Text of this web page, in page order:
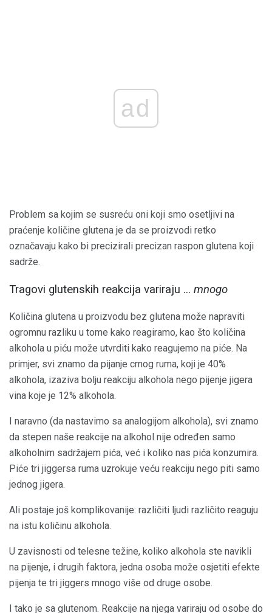
ad
Problem sa kojim se susreću oni koji smo osetljivi na
praćenje količine glutena je da se proizvodi retko
označavaju kako bi precizirali precizan raspon glutena koji
sadrže.
Tragovi glutenskih reakcija variraju ... mnogo
Količina glutena u proizvodu bez glutena može napraviti
ogromnu razliku u tome kako reagiramo, kao što količina
alkohola u piću može utvrditi kako reagujemo na piće. Na
primjer, svi znamo da pijanje crnog ruma, koji je 40%
alkohola, izaziva bolju reakciju alkohola nego pijenje jigera
vina koje je 12% alkohola.
I naravno (da nastavimo sa analogijom alkohola), svi znamo
da stepen naše reakcije na alkohol nije određen samo
alkoholnim sadržajem pića, već i koliko nas pića konzumira.
Piće tri jiggersa ruma uzrokuje veću reakciju nego piti samo
jednog jigera.
Ali postaje još komplikovanije: različiti ljudi različito reaguju
na istu količinu alkohola.
U zavisnosti od telesne težine, koliko alkohola ste navikli
na pijenje, i drugih faktora, jedna osoba može osjetiti efekte
pijenja te tri jiggers mnogo više od druge osobe.
I tako je sa glutenom. Reakcije na njega variraju od osobe do